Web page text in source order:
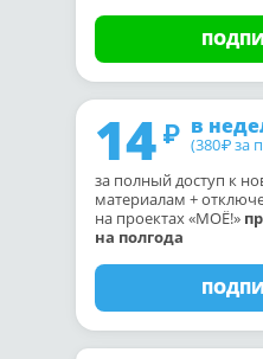
14 в
(380₽ за
за полный доступ к
материалам +
на проектах «МОЁ!»
на полгода